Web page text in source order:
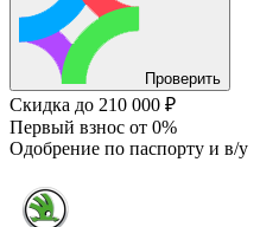
Проверить
Скидка до 210 000 ₽
Первый взнос от 0%
Одобрение по паспорту и в/у